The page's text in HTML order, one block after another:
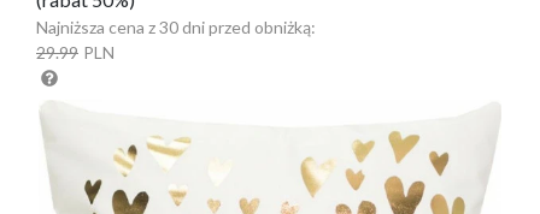
Najniższa cena z 30 dni przed obniżką:
29.99 PLN